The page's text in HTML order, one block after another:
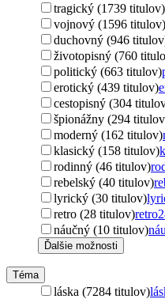
tragický (1739 titulov)
vojnový (1596 titulov)
duchovný (946
životopisný (760
politický (663 titulov)
erotický (439 titulov)
cestopisný (304
špionážny (294
moderný (162 titulov)
klasický (158 titulov)
rodinný (46 titulov)
rebelský (40 titulov)
lyrický (30 titulov)
retro (28 titulov)retro
náučný (10 titulov)
Ďalšie možnosti
Téma
láska (7284 titulov)